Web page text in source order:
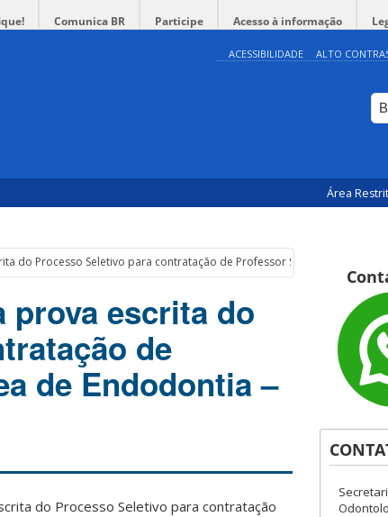
Comunica BR Participe Acesso à informação
ACESSIBILIDADE ALTO
Área
do Processo Seletivo para contratação de Professor Substituto na área
prova escrita do
de
de Endodontia –
do Processo Seletivo para contratação